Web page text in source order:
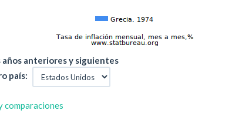
años anteriores y siguientes
país:
comparaciones